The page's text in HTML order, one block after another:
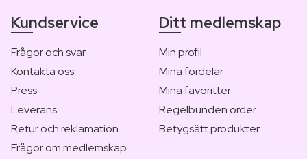
Kundservice
Frågor och svar
Kontakta oss
Press
Leverans
Retur och reklamation
Frågor om medlemskap
Ditt medlemskap
Min profil
Mina fördelar
Mina favoritter
Regelbunden order
Betygsätt produkter